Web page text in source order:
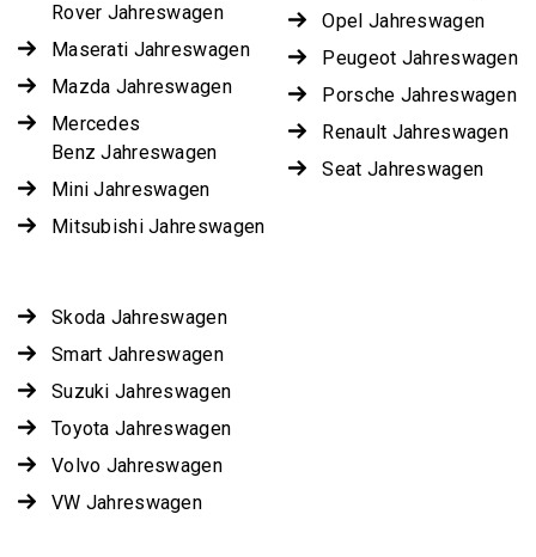
Rover Jahreswagen
Maserati Jahreswagen
Mazda Jahreswagen
Mercedes
Benz Jahreswagen
Mini Jahreswagen
Mitsubishi Jahreswagen
Opel Jahreswagen
Peugeot Jahreswagen
Porsche Jahreswagen
Renault Jahreswagen
Seat Jahreswagen
Skoda Jahreswagen
Smart Jahreswagen
Suzuki Jahreswagen
Toyota Jahreswagen
Volvo Jahreswagen
VW Jahreswagen